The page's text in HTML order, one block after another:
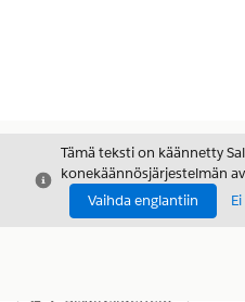
Sulje
Tämä teksti on käännetty
konekäännösjärjestelmän
Vaihda englantiin
Sisällysluettelo